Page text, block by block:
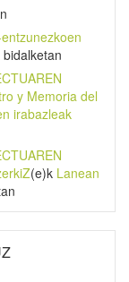
bidalketan
y Memoria del
irabazleak
(e)k Lanean